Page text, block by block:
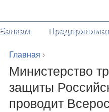
Главная ›
Министерство
защиты
проводит
Банкам